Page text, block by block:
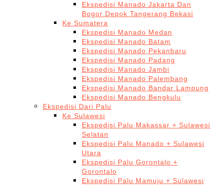
Ekspedisi Manado Jakarta Dan
Bogor Depok Tangerang Bekasi
Ke Sumatera
Ekspedisi Manado Medan
Ekspedisi Manado Batam
Ekspedisi Manado Pekanbaru
Ekspedisi Manado Padang
Ekspedisi Manado Jambi
Ekspedisi Manado Palembang
Ekspedisi Manado Bandar Lampung
Ekspedisi Manado Bengkulu
Ekspedisi Dari Palu
Ke Sulawesi
Ekspedisi Palu Makassar + Sulawesi
Selatan
Ekspedisi Palu Manado + Sulawesi
Utara
Ekspedisi Palu Gorontalo +
Gorontalo
Ekspedisi Palu Mamuju + Sulawesi